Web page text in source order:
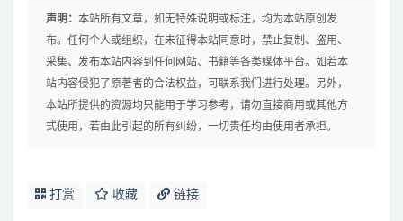
声明： 本站所有文章，如无特殊说明或标注，均为本站原创发
布。任何个人或组织，在未征得本站同意时，禁止复制、盗用、
采集、发布本站内容到任何网站、书籍等各类媒体平台。如若本
站内容侵犯了原著者的合法权益，可联系我们进行处理。另外，
本站所提供的资源均只能用于学习参考，请勿直接商用或其他方
式使用，若由此引起的所有纠纷，一切责任均由使用者承担。
打赏 收藏 链接